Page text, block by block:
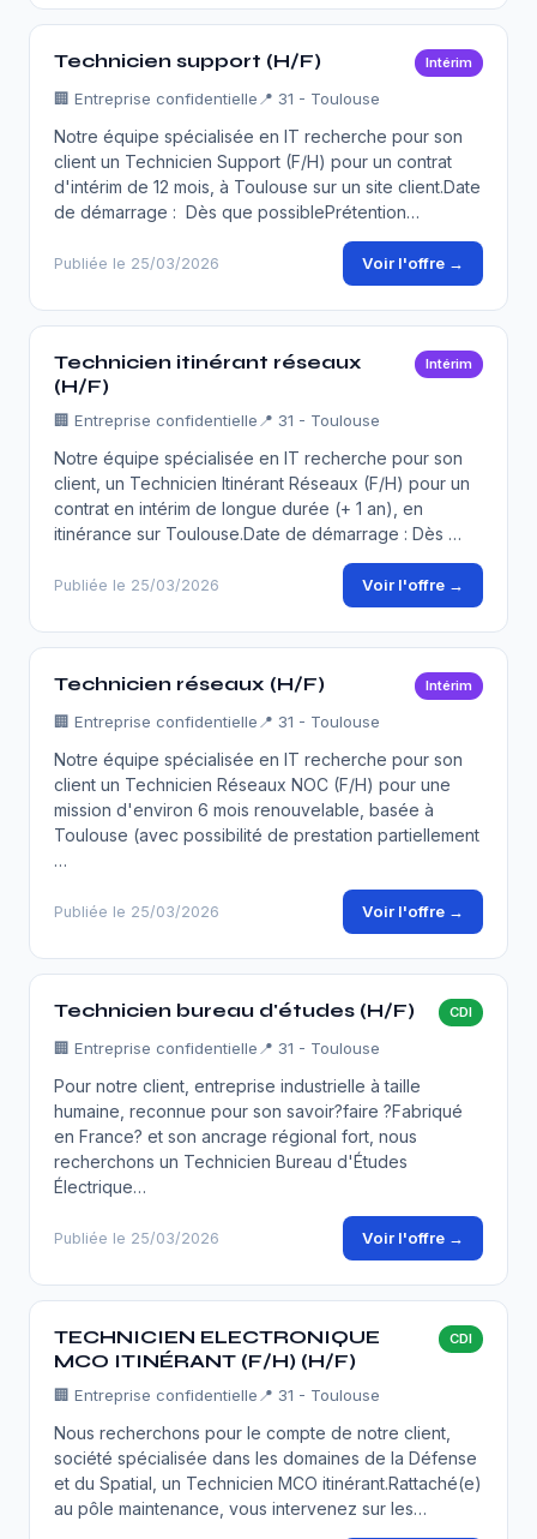
Technicien support (H/F) Intérim
🏢 Entreprise confidentielle 📍 31 - Toulouse
Notre équipe spécialisée en IT recherche pour son
client un Technicien Support (F/H) pour un contrat
d'intérim de 12 mois, à Toulouse sur un site client.Date
de démarrage : Dès que possiblePrétention…
Publiée le 25/03/2026 Voir l'offre →
Technicien itinérant réseaux
(H/F)
Intérim
🏢 Entreprise confidentielle 📍 31 - Toulouse
Notre équipe spécialisée en IT recherche pour son
client, un Technicien Itinérant Réseaux (F/H) pour un
contrat en intérim de longue durée (+ 1 an), en
itinérance sur Toulouse.Date de démarrage : Dès …
Publiée le 25/03/2026 Voir l'offre →
Technicien réseaux (H/F) Intérim
🏢 Entreprise confidentielle 📍 31 - Toulouse
Notre équipe spécialisée en IT recherche pour son
client un Technicien Réseaux NOC (F/H) pour une
mission d'environ 6 mois renouvelable, basée à
Toulouse (avec possibilité de prestation partiellement
…
Publiée le 25/03/2026 Voir l'offre →
Technicien bureau d'études (H/F) CDI
🏢 Entreprise confidentielle 📍 31 - Toulouse
Pour notre client, entreprise industrielle à taille
humaine, reconnue pour son savoir?faire ?Fabriqué
en France? et son ancrage régional fort, nous
recherchons un Technicien Bureau d'Études
Électrique…
Publiée le 25/03/2026 Voir l'offre →
TECHNICIEN ELECTRONIQUE
MCO ITINÉRANT (F/H) (H/F)
CDI
🏢 Entreprise confidentielle 📍 31 - Toulouse
Nous recherchons pour le compte de notre client,
société spécialisée dans les domaines de la Défense
et du Spatial, un Technicien MCO itinérant.Rattaché(e)
au pôle maintenance, vous intervenez sur les…